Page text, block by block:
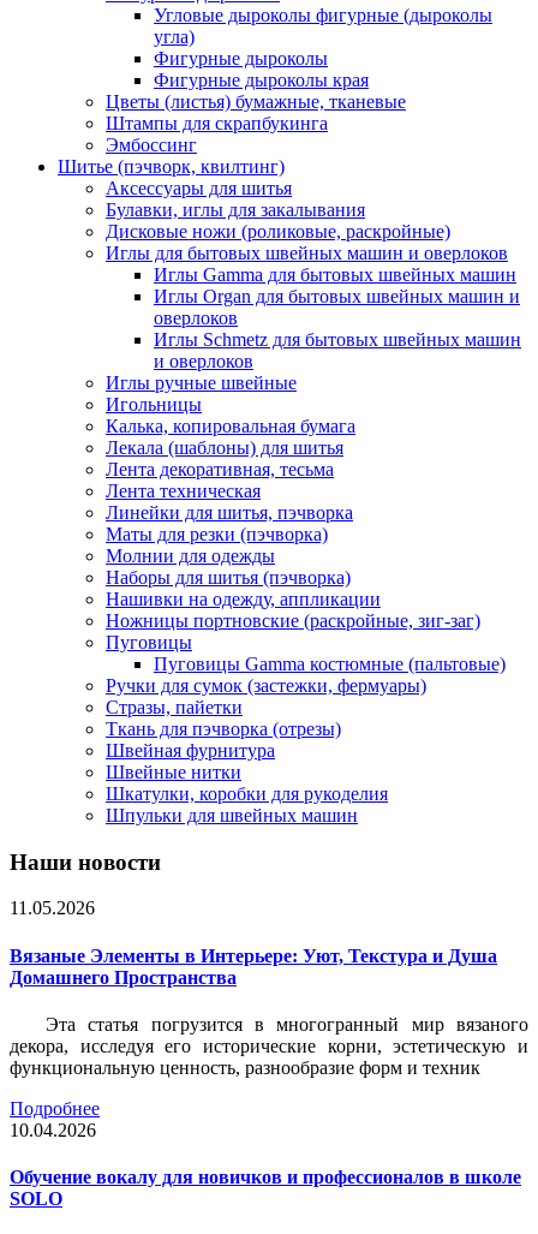
Угловые дыроколы фигурные (дыроколы
угла)
Фигурные дыроколы
Фигурные дыроколы края
Цветы (листья) бумажные, тканевые
Штампы для скрапбукинга
Эмбоссинг
Шитье (пэчворк, квилтинг)
Аксессуары для шитья
Булавки, иглы для закалывания
Дисковые ножи (роликовые, раскройные)
Иглы для бытовых швейных машин и оверлоков
Иглы Gamma для бытовых швейных машин
Иглы Organ для бытовых швейных машин и
оверлоков
Иглы Schmetz для бытовых швейных машин
и оверлоков
Иглы ручные швейные
Игольницы
Калька, копировальная бумага
Лекала (шаблоны) для шитья
Лента декоративная, тесьма
Лента техническая
Линейки для шитья, пэчворка
Маты для резки (пэчворка)
Молнии для одежды
Наборы для шитья (пэчворка)
Нашивки на одежду, аппликации
Ножницы портновские (раскройные, зиг-заг)
Пуговицы
Пуговицы Gamma костюмные (пальтовые)
Ручки для сумок (застежки, фермуары)
Стразы, пайетки
Ткань для пэчворка (отрезы)
Швейная фурнитура
Швейные нитки
Шкатулки, коробки для рукоделия
Шпульки для швейных машин
Наши новости
11.05.2026
Вязаные Элементы в Интерьере: Уют, Текстура и Душа
Домашнего Пространства
Эта статья погрузится в многогранный мир вязаного
декора, исследуя его исторические корни, эстетическую и
функциональную ценность, разнообразие форм и техник
Подробнее
10.04.2026
Обучение вокалу для новичков и профессионалов в школе
SOLO